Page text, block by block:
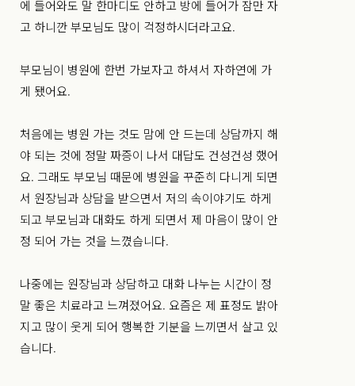
에 들어와도 말 한마디도 안하고 방에 들어가 잠만 자
고 하니깐 부모님도 많이 걱정하시더라고요.
부모님이 병원에 한번 가보자고 하셔서 자하연에 가
게 됐어요.
처음에는 병원 가는 것도 맘에 안 드는데 상담까지 해
야 되는 것에 정말 짜증이 나서 대답도 건성건성 했어
요. 그래도 부모님 때문에 병원을 꾸준히 다니게 되면
서 원장님과 상담을 받으면서 저의 속이야기도 하게
되고 부모님과 대화도 하게 되면서 제 마음이 많이 안
정 되어 가는 것을 느꼈습니다.
나중에는 원장님과 상담하고 대화 나누는 시간이 정
말 좋은 치료라고 느껴졌어요. 요즘은 제 표정도 밝아
지고 많이 웃게 되어 행복한 기분을 느끼면서 살고 있
습니다.